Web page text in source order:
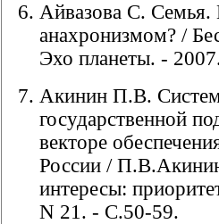
Айвазова С. Семья.
анахронизмом? /
Эхо планеты. -
Акинин П.В.
государственной
векторе
России /
интересы:
N 21. - С.50-59.